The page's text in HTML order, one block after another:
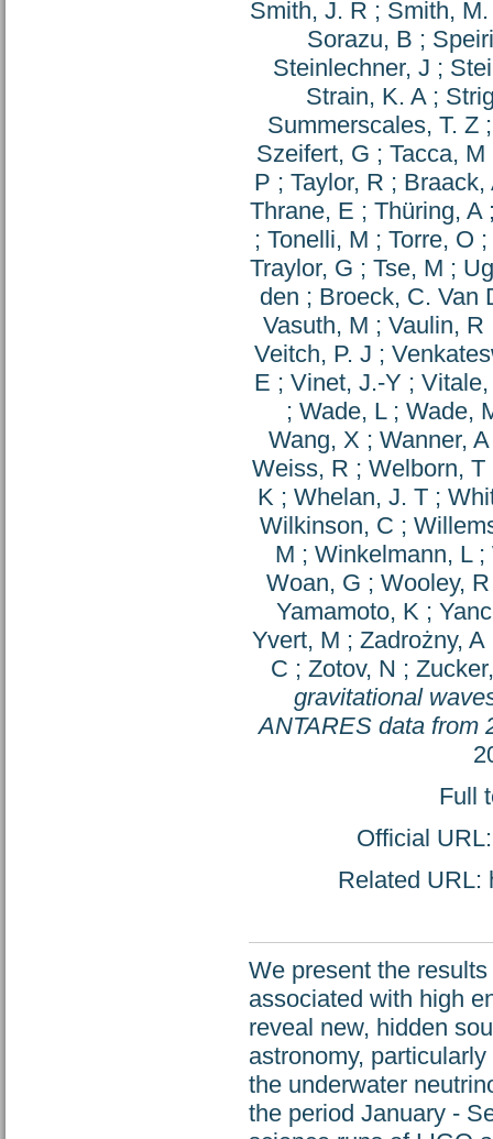
Smith, J. R ; Smith,
Sorazu, B ;
Steinlechner, J ;
Strain, K. A;
Summerscales, T. Z
Szeifert, G ; Tacca, M
P ; Taylor, R ; Braack,
Thrane, E ; Thüring, A
; Tonelli, M ; Torre, O ;
Traylor, G ; Tse, M ;
den ; Broeck, C. Van
Vasuth, M ; Vaulin, R
Veitch, P. J ;
E ; Vinet, J.-Y ;
; Wade, L; Wade,
Wang, X ; Wanner, A
Weiss, R ; Welborn, T
K ; Whelan, J. T ;
Wilkinson, C ;
M ; Winkelmann, L;
Woan, G ; Wooley, R
Yamamoto, K;
Yvert, M ; Zadrożny, A
C ; Zotov, N ;
gravitational
ANTARES data from
Full
Official
Related URL:
We present the
associated with high
reveal new, hidden
astronomy,
the underwater
the period January -